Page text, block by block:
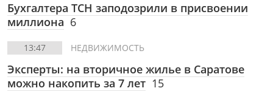
Бухгалтера ТСН заподозрили в присвоении
миллиона 6
13:47 НЕДВИЖИМОСТЬ
Эксперты: на вторичное жилье в Саратове
можно накопить за 7 лет 15